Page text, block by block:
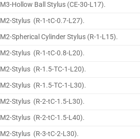
M3-Hollow Ball Stylus (CE-30-L17).
M2-Stylus (R-1-tC-0.7-L27).
M2-Spherical Cylinder Stylus (R-1-L15).
M2-Stylus (R-1-tC-0.8-L20).
M2-Stylus (R-1.5-TC-1-L20).
M2-Stylus (R-1.5-TC-1-L30).
M2-Stylus (R-2-tC-1.5-L30).
M2-Stylus (R-2-tC-1.5-L40).
M2-Stylus (R-3-tC-2-L30).